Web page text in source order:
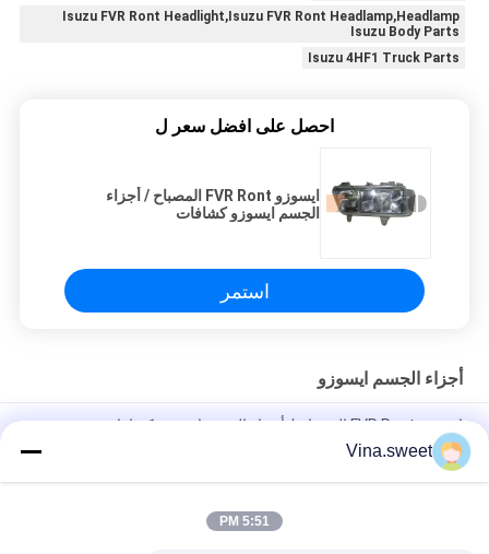
Isuzu FVR Ront Headlight,Isuzu FVR Ront Headlamp,Headlamp
Isuzu Body Parts
Isuzu 4HF1 Truck Parts
احصل على افضل سعر ل
ايسوزو FVR Ront المصباح / أجزاء
الجسم ايسوزو كشافات
استمر
أجزاء الجسم ايسوزو
ايسوزو FVR Ront المصباح / أجزاء الجسم ايسوزو كشافات
CYZ CYH
Vina.sweet
5:51 PM